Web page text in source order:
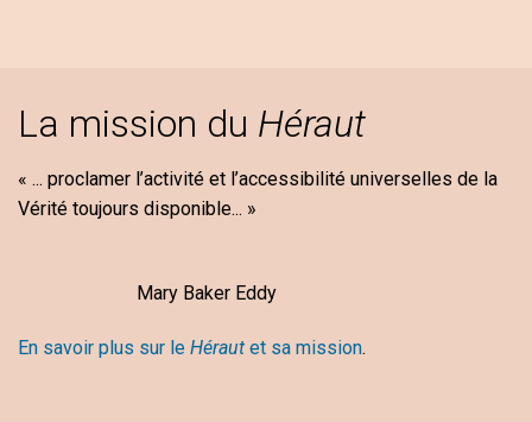
La mission du Héraut
« ... proclamer l’activité et l’accessibilité universelles de la
Vérité toujours disponible... »
Mary Baker Eddy
En savoir plus sur le Héraut et sa mission.